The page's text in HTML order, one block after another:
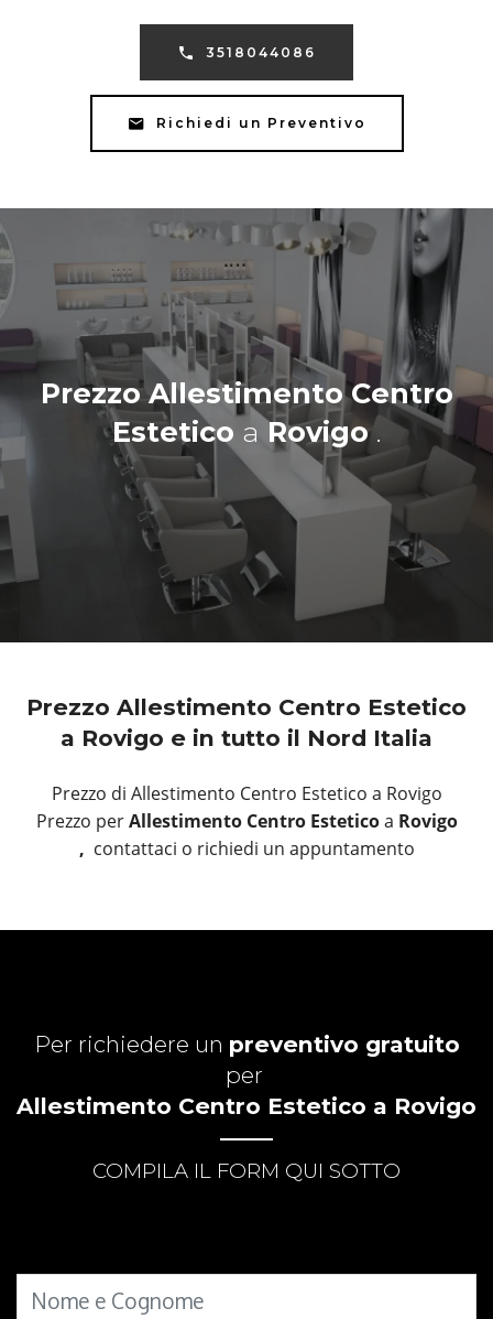
3518044086
Richiedi un Preventivo
Prezzo Allestimento Centro
Estetico a Rovigo.
Prezzo Allestimento Centro Estetico
a Rovigo e in tutto il Nord Italia
Prezzo di Allestimento Centro Estetico a Rovigo
Prezzo perAllestimento Centro Esteticoa Rovigo
, contattaci o richiedi un appuntamento
Per richiedere un preventivo gratuito
per
Allestimento Centro Estetico a Rovigo
COMPILA IL FORM QUI SOTTO